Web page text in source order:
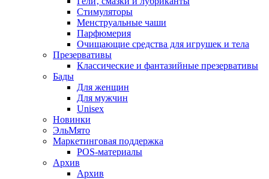
Стимуляторы
Менструальные чаши
Парфюмерия
Очищающие средства для игрушек и тела
Презервативы
Классические и фантазийные презервативы
Бады
Для женщин
Для мужчин
Unisex
Новинки
ЭльМято
Маркетинговая поддержка
POS-материалы
Архив
Архив